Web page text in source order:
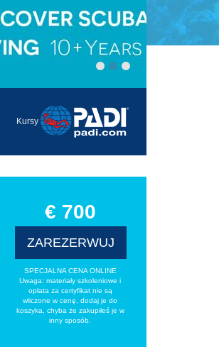
Kursy
€ 700
ZAREZERWUJ
SPECJALNA CENA ONLINE
Uwaga: materiały szkoleniowe i
opłata za certyfikat nie są
wliczone w cenę, dodaj je do
koszyka, chyba że zakupiłeś je w
inny sposób.